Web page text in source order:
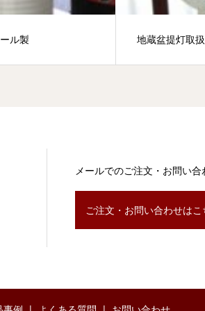
ル製 地蔵盆提灯取
メールでのご注文・お問い合
ご注文・お問い合わせはこ